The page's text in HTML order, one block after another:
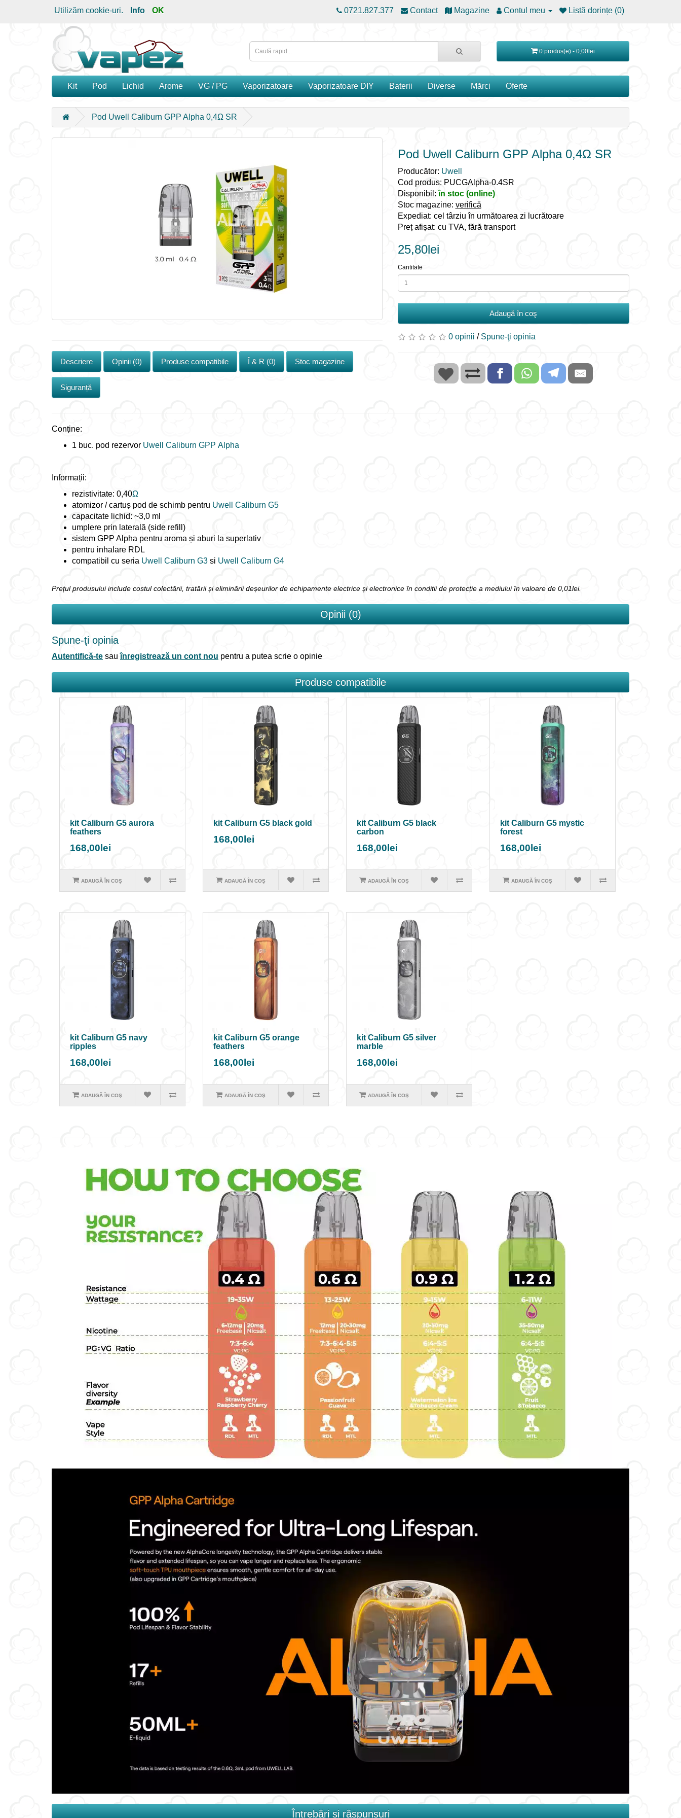
Utilizăm cookie-uri. Info OK 0721.827.377 Contact Magazine Contul meu Listă dorințe (0)
0 produs(e) - 0,00lei
Kit Pod Lichid Arome VG / PG Vaporizatoare Vaporizatoare DIY Baterii Diverse Mărci Oferte
Pod Uwell Caliburn GPP Alpha 0,4Ω SR
Descriere Opinii (0) Produse compatibile Î & R (0) Stoc magazine
Siguranță
Pod Uwell Caliburn GPP Alpha 0,4Ω SR
Producător: Uwell
Cod produs: PUCGAlpha-0.4SR
Disponibil:în stoc (online)
Stoc magazine: verifică
Expediat: cel târziu în următoarea zi lucrătoare
Preț afișat: cu TVA, fără transport
25,80lei
Cantitate
Adaugă în coş
0 opinii / Spune-ţi opinia
Conține:
1 buc. pod rezervor Uwell Caliburn GPP Alpha
Informații:
rezistivitate: 0,40Ω
atomizor / cartuș pod de schimb pentru Uwell Caliburn G5
capacitate lichid: ~3,0 ml
umplere prin laterală (side refill)
sistem GPP Alpha pentru aroma și aburi la superlativ
pentru inhalare RDL
compatibil cu seria Uwell Caliburn G3 si Uwell Caliburn G4
Prețul produsului include costul colectării, tratării și eliminării deșeurilor de echipamente electrice și electronice în conditii de protecție a mediului în valoare de 0,01lei.
Opinii (0)
Spune-ţi opinia
Autentifică-te sauînregistrează un cont nou pentru a putea scrie o opinie
Produse compatibile
kit Caliburn G5 aurora
feathers
168,00lei
ADAUGĂ ÎN COŞ
kit Caliburn G5 black gold
168,00lei
ADAUGĂ ÎN COŞ
kit Caliburn G5 black
carbon
168,00lei
ADAUGĂ ÎN COŞ
kit Caliburn G5 mystic
forest
168,00lei
ADAUGĂ ÎN COŞ
kit Caliburn G5 navy
ripples
168,00lei
ADAUGĂ ÎN COŞ
kit Caliburn G5 orange
feathers
168,00lei
ADAUGĂ ÎN COŞ
kit Caliburn G5 silver
marble
168,00lei
ADAUGĂ ÎN COŞ
Întrebări și răspunsuri